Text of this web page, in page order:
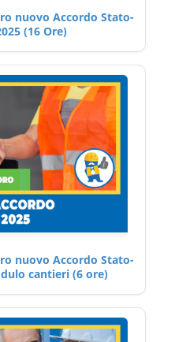
nuovo Accordo Stato-
(16 Ore)
nuovo Accordo Stato-
cantieri (6 ore)